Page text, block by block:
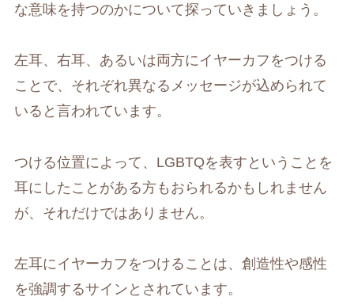
な意味を持つのかについて探っていきましょう。
左耳、右耳、あるいは両方にイヤーカフをつける
ことで、それぞれ異なるメッセージが込められて
いると言われています。
つける位置によって、LGBTQを表すということを
耳にしたことがある方もおられるかもしれません
が、それだけではありません。
左耳にイヤーカフをつけることは、創造性や感性
を強調するサインとされています。